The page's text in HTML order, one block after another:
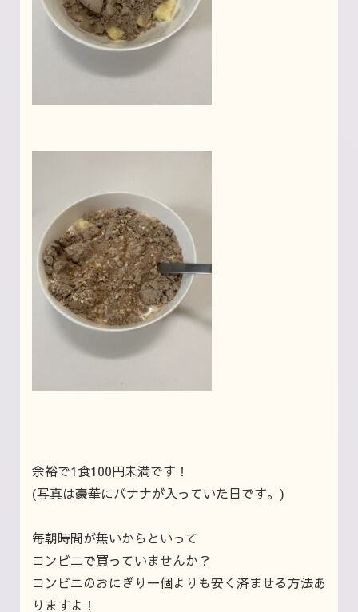
余裕で1食100円未満です！
(写真は豪華にバナナが入っていた日です。 )
毎朝時間が無いからといって
コンビニで買っていませんか？
コンビニのおにぎり一個よりも安く済ませる方法あ
りますよ！